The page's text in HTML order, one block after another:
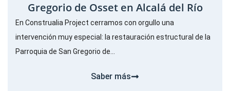
Gregorio de Osset en Alcalá del Río
En Construalia Project cerramos con orgullo una
intervención muy especial: la restauración estructural de la
Parroquia de San Gregorio de...
Saber más